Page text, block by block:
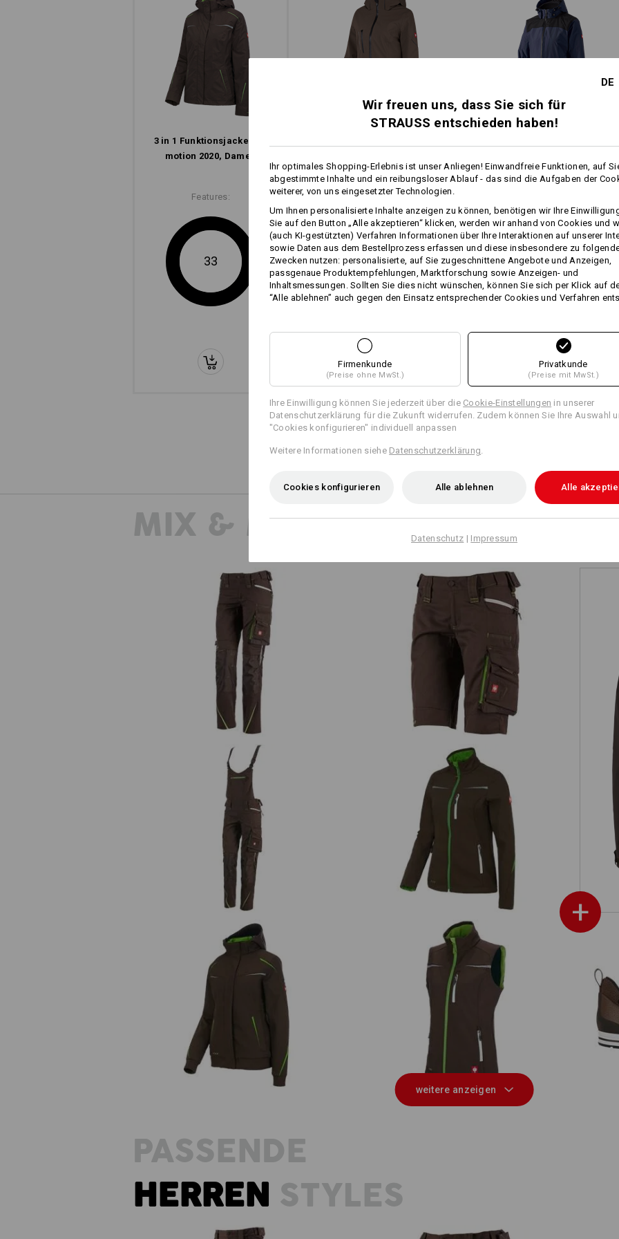
Schild, im Nacken zu verstauen
regulierbare Ärmelbündchen
dezente Reflektoren
Ausstattung Innenjacke:
angenehm wärmend, leicht
2 Schubtaschen mit
Material:
1. Oberstoff 100 % Polyester (ca.
2. Oberstoff 96 % Polyester / 4 %
Waschbar bei 30 °C.
Schonwaschgang.
Wärmeschicht
Klicken Sie auf den Button
Datenblatt
Personalisierung:
Selbst gestalten
mehr
JACKEN MIT
Und das gleich im doppelten
bei schweißtreibenden Jobs.
1 / 7
3 in 1 Funktions­jacke e.s.​
motion 2020, Damen
Features:
33
Gleiche Features:
26 26
Alle Details
MIX & MATCH
3
+
Damenhose e.s.motion 2020 Short e.s.motion 2020, Damen
Damen Latzhose e.s.motion 2020
Softshelljacke e.s.motion 2020,
Winter Softshelljacke e.s.motion
Softshell Weste e.s.motion 2020,
S3
weitere anzeigen
PASSENDE
HERREN STYLES
DE
Wir freuen uns, dass Sie sich für
STRAUSS entschieden haben!
Ihr optimales Shopping-Erlebnis ist unser Anliegen! Einwandfreie Funktionen, auf
abgestimmte Inhalte und ein reibungsloser Ablauf - das sind die Aufgaben der
weiterer, von uns eingesetzter Technologien.
Um Ihnen personalisierte Inhalte anzeigen zu können, benötigen wir Ihre
Sie auf den Button „Alle akzeptieren“ klicken, werden wir anhand von Cookies und
(auch KI-gestützten) Verfahren Informationen über Ihre Interaktionen auf unserer
sowie Daten aus dem Bestellprozess erfassen und diese insbesondere zu
Zwecken nutzen: personalisierte, auf Sie zugeschnittene Angebote und Anzeigen,
passgenaue Produktempfehlungen, Marktforschung sowie Anzeigen- und
Inhaltsmessungen. Sollten Sie dies nicht wünschen, können Sie sich per Klick auf
“Alle ablehnen” auch gegen den Einsatz entsprechender Cookies und Verfahren
Firmenkunde
(Preise ohne MwSt.)
Privatkunde
(Preise mit MwSt.)
Ihre Einwilligung können Sie jederzeit über die Cookie-Einstellungen in unserer
Datenschutzerklärung für die Zukunft widerrufen. Zudem können Sie Ihre Auswahl
"Cookies konfigurieren" individuell anpassen
Weitere Informationen siehe Datenschutzerklärung
Cookies konfigurieren Alle ablehnen Alle
Datenschutz | Impressum